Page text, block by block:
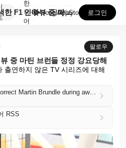
휴 그랜트, 어색한 F1 인터뷰 중 마틴 브런들 정정 ...
한
국
어
GooglePlay
AppStore 로그인
팔로우
중 마틴 브런들 정정 강요당해
출연하지 않은 TV 시리즈에 대해
Hugh Grant forced to correct Martin Brundle during awkward F1 interview
RSS